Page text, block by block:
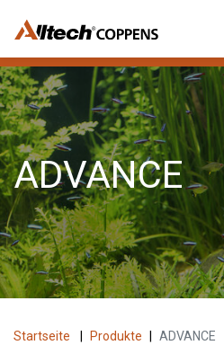
ADVANCE
Startseite Produkte ADVANCE